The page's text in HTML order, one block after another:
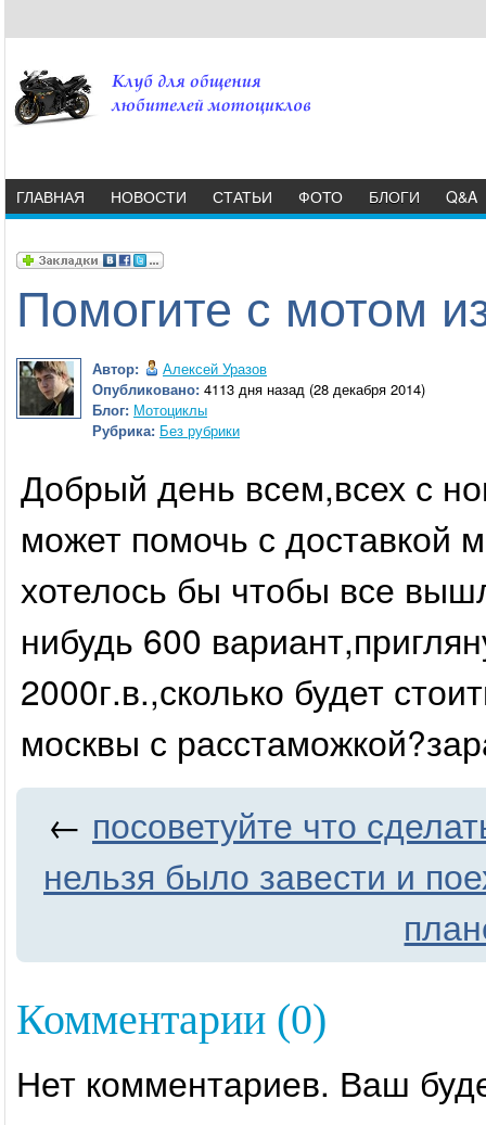
ГЛАВНАЯ НОВОСТИ СТАТЬИ ФОТО БЛОГИ Q&A
Помогите с мотом
Автор:
Алексей Уразов
Опубликовано: 4113 дня назад (28 декабря 2014)
Блог: Мотоциклы
Рубрика: Без рубрики
Добрый день всем,всех с
может помочь с доставкой
хотелось бы чтобы все
нибудь 600
2000г.в.,сколько будет
москвы с
← посоветуйте что
нельзя было завести и
Комментарии (0)
Нет комментариев. Ваш